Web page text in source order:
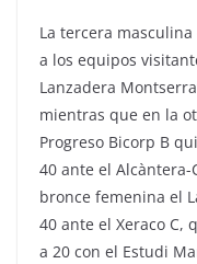
La tercera
a los equipos
Lanzadera
mientras que en la
Progreso Bicorp B
40 ante el Alcàntera-
bronce femenina el
40 ante el Xeraco C,
a 20 con el Estudi